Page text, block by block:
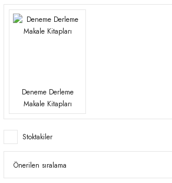
Deneme Derleme
Makale Kitapları
Stoktakiler